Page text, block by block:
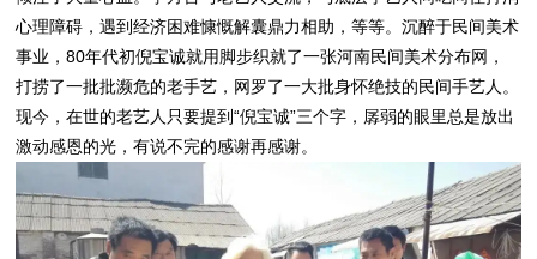
心理障碍，遇到经济困难慷慨解囊鼎力相助，等等。沉醉于民间美术
事业，80年代初倪宝诚就用脚步织就了一张河南民间美术分布网，
打捞了一批批濒危的老手艺，网罗了一大批身怀绝技的民间手艺人。
现今，在世的老艺人只要提到“倪宝诚”三个字，孱弱的眼里总是放出
激动感恩的光，有说不完的感谢再感谢。